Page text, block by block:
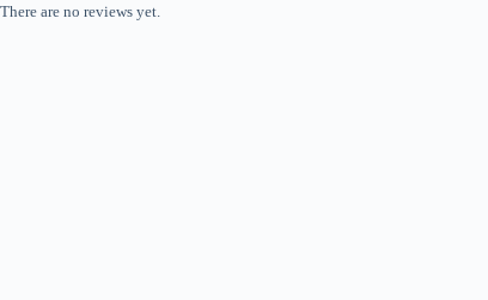
There are no reviews yet.